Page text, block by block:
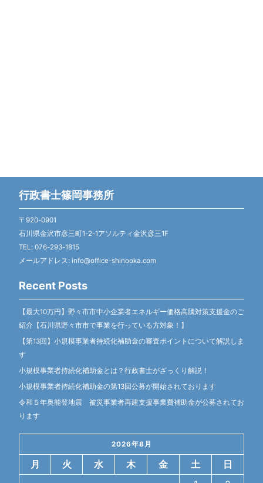
行政書士篠岡事務所
〒920-0901
石川県金沢市彦三町1-2-1アソルティ金沢彦三1F
TEL: 076-293-1815
メールアドレス: info@office-shinooka.com
Recent Posts
【最大10万円】野々市市中小企業者エネルギー価格高騰対策支援金のご
紹介【石川県野々市市で事業を行っている方対象！】
【第13回】小規模事業者持続化補助金の審査ポイントについて解説しま
す
小規模事業者持続化補助金とは？行政書士がざっくり解説！
小規模事業者持続化補助金の第13回公募が開始されております
令和５年奥能登地震 被災事業者再建支援事業費補助金が公募されてお
ります
2026年8月
月 火 水 木 金 土
日